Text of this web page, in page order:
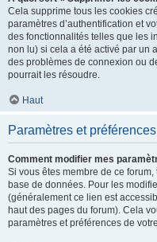
Cela supprime tous les cookies
paramètres d’authentification et
des fonctionnalités telles que les
non lu) si cela a été activé par un
des problèmes de connexion ou
pourrait les résoudre.
Haut
Paramètres et
Comment modifier mes
Si vous êtes membre de ce
base de données. Pour les
(généralement ce lien est
haut des pages du forum). Cela
paramètres et préférences de